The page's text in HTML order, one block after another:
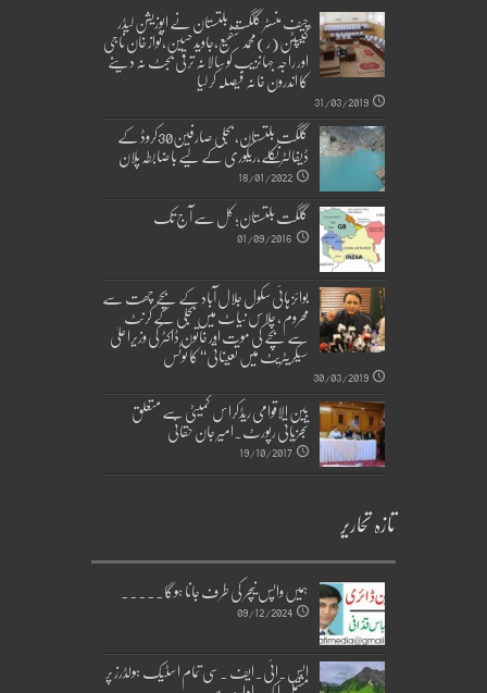
چیف منسٹر گلگت بلتستان نے اپوزیشن لیڈر
کیپٹن(ر)محمد شفیع،جاوید حسین،نواز خان ناجی
اور راجہ جہانزیب کو سالانہ ترقی بجٹ نہ دینے
کا اندرون خانہ فیصلہ کر لیا
31/03/2019
گلگت بلتستان، بجلی صارفین30کروڈ کے
ڈیفالٹر نکلے,ریکوری کے لیے باضابطہ پلان
18/01/2022
گلگت بلتستان؛ کل سے آج تک
01/09/2016
بوائز ہائی سکول جلال آباد کے بچے چھت سے
محروم ، چلاس نیاٹ میں بجلی کے کرنٹ
سے بچے کی موت اور خاتون ڈاکٹر کی وزیراعلیٰ
سیکریٹریٹ میں تعیناتی‘‘ کا نوٹس
30/03/2019
بین الاقوامی ریڈکراس کمیٹی سے متعلق
تجزیاتی رپورٹ۔امیر جان حقانی
19/10/2017
تازہ تحاریر
ہمیں واپس نیچر کی طرف جانا ہوگا۔۔۔۔۔
09/12/2024
ایس۔ائی۔ایف ۔سی تمام اسٹیک ہولڈرز پر